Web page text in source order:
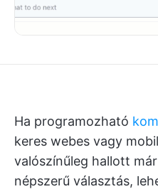
Ha programozható
keres webes vagy
valószínűleg hallott
népszerű választás,